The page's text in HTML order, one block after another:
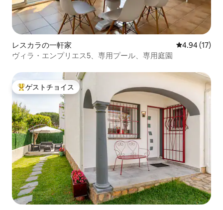
レスカラの一軒家 レビュー17
4.94 (17)
ヴィラ・エンプリエス5、専用プール、専用庭園
大好評のゲストチョイスです。
ゲストチョイス